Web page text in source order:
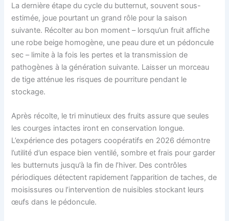
La dernière étape du cycle du butternut, souvent sous-
estimée, joue pourtant un grand rôle pour la saison
suivante. Récolter au bon moment – lorsqu’un fruit affiche
une robe beige homogène, une peau dure et un pédoncule
sec – limite à la fois les pertes et la transmission de
pathogènes à la génération suivante. Laisser un morceau
de tige atténue les risques de pourriture pendant le
stockage.
Après récolte, le tri minutieux des fruits assure que seules
les courges intactes iront en conservation longue.
L’expérience des potagers coopératifs en 2026 démontre
l’utilité d’un espace bien ventilé, sombre et frais pour garder
les butternuts jusqu’à la fin de l’hiver. Des contrôles
périodiques détectent rapidement l’apparition de taches, de
moisissures ou l’intervention de nuisibles stockant leurs
œufs dans le pédoncule.